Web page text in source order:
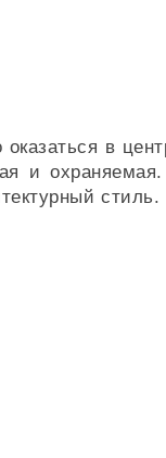
в
и
стиль.